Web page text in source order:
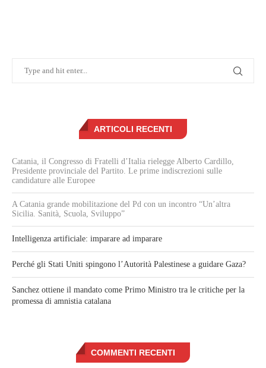
ARTICOLI RECENTI
Catania, il Congresso di Fratelli d’Italia rielegge Alberto Cardillo,
Presidente provinciale del Partito. Le prime indiscrezioni sulle
candidature alle Europee
A Catania grande mobilitazione del Pd con un incontro “Un’altra
Sicilia. Sanità, Scuola, Sviluppo”
Intelligenza artificiale: imparare ad imparare
Perché gli Stati Uniti spingono l’Autorità Palestinese a guidare Gaza?
Sanchez ottiene il mandato come Primo Ministro tra le critiche per la
promessa di amnistia catalana
COMMENTI RECENTI